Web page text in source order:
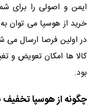
ایمن و اصولی را برای
خرید از هوسپا می توان
در اولین فرصا ارسال می
کالا ها امکان تعویض و
بود.
چگونه از هوسپا تخفیف